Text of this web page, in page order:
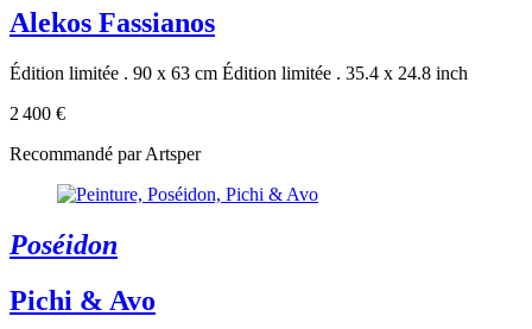
Alekos Fassianos
Édition limitée . 90 x 63 cm Édition limitée . 35.4 x 24.8 inch
2 400 €
Recommandé par Artsper
Poséidon
Pichi & Avo